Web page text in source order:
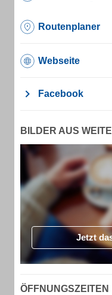
Routenplaner
Webseite
Facebook
BILDER AUS
Jetzt
ÖFFNUNGSZEITEN